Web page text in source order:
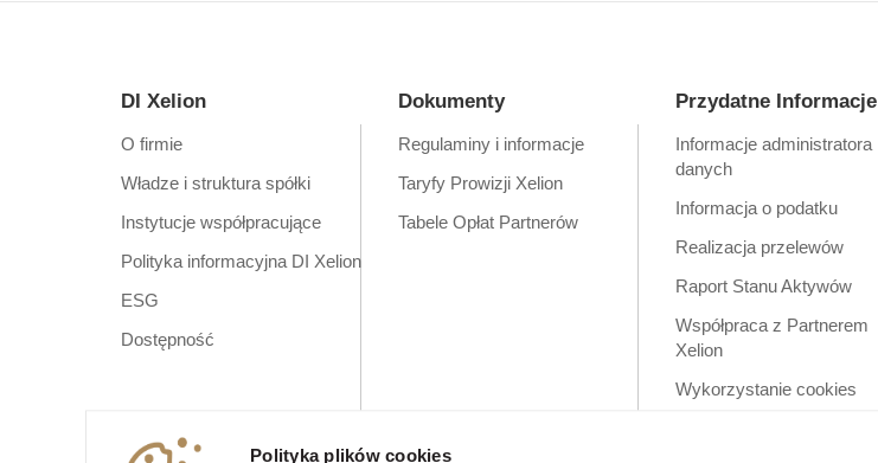
Polityka plików cookies
DI Xelion
O firmie
Władze i struktura spółki
Instytucje współpracujące
Polityka informacyjna DI Xelion
ESG
Dostępność
Dokumenty
Regulaminy i informacje
Taryfy Prowizji Xelion
Tabele Opłat Partnerów
Przydatne Informacje
Informacje administratora
danych
Informacja o podatku
Realizacja przelewów
Raport Stanu Aktywów
Współpraca z Partnerem
Xelion
Wykorzystanie cookies